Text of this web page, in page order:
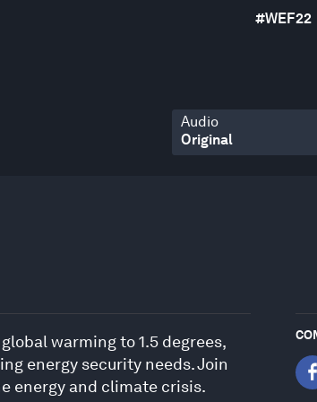
#WEF22
Audio
warming to 1.5 degrees,
energy security needs. Join
energy and climate crisis.